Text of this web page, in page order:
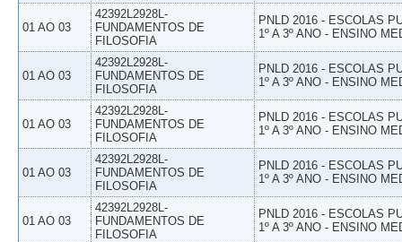
01 AO 03
42392L2928L-
FUNDAMENTOS DE
FILOSOFIA
PNLD 2016 - ESCOLAS
1º A 3º ANO - ENSINO
01 AO 03
42392L2928L-
FUNDAMENTOS DE
FILOSOFIA
PNLD 2016 - ESCOLAS
1º A 3º ANO - ENSINO
01 AO 03
42392L2928L-
FUNDAMENTOS DE
FILOSOFIA
PNLD 2016 - ESCOLAS
1º A 3º ANO - ENSINO
01 AO 03
42392L2928L-
FUNDAMENTOS DE
FILOSOFIA
PNLD 2016 - ESCOLAS
1º A 3º ANO - ENSINO
01 AO 03
42392L2928L-
FUNDAMENTOS DE
FILOSOFIA
PNLD 2016 - ESCOLAS
1º A 3º ANO - ENSINO